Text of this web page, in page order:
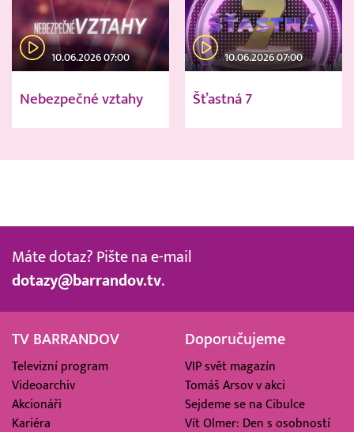
10.06.2026 07:00
Nebezpečné vztahy
10.06.2026 07:00
Šťastná 7
Máte dotaz? Pište na e-mail
dotazy@barrandov.tv.
TV BARRANDOV
Televizní program
Videoarchiv
Akcionáři
Kariéra
Doporučujeme
VIP svět magazín
Tomáš Arsov v akci
Sejdeme se na Cibulce
Vít Olmer: Den s osobností